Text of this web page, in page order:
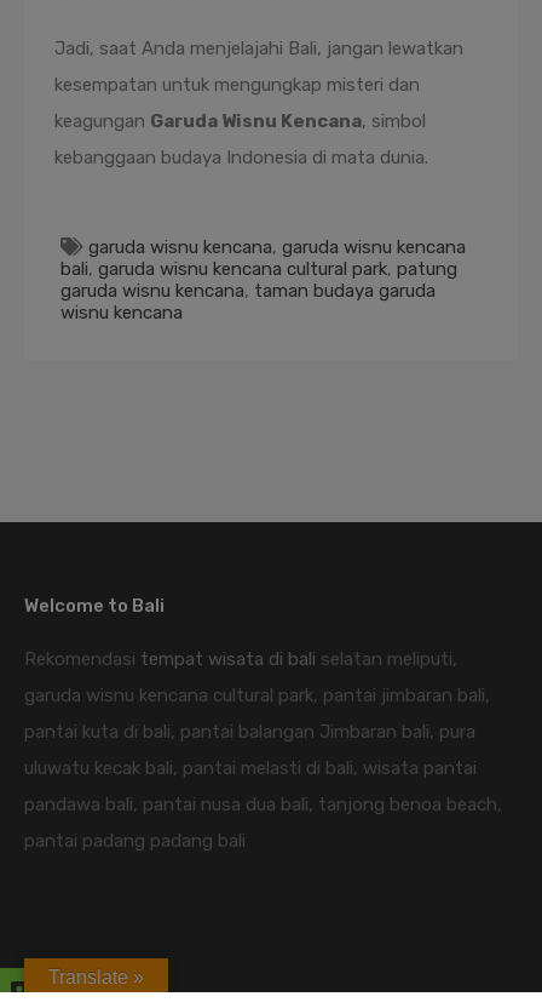
Jadi, saat Anda menjelajahi Bali, jangan lewatkan
kesempatan untuk mengungkap misteri dan
keagungan Garuda Wisnu Kencana, simbol
kebanggaan budaya Indonesia di mata dunia.
garuda wisnu kencana, garuda wisnu kencana
bali, garuda wisnu kencana cultural park, patung
garuda wisnu kencana, taman budaya garuda
wisnu kencana
Welcome to Bali
Rekomendasi tempat wisata di bali selatan meliputi,
garuda wisnu kencana cultural park, pantai jimbaran bali,
pantai kuta di bali, pantai balangan Jimbaran bali, pura
uluwatu kecak bali, pantai melasti di bali, wisata pantai
pandawa bali, pantai nusa dua bali, tanjong benoa beach,
pantai padang padang bali
Translate »